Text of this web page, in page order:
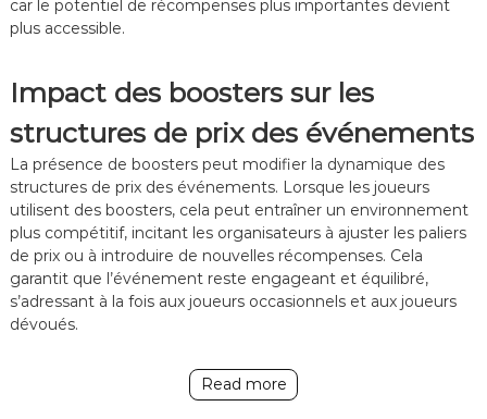
car le potentiel de récompenses plus importantes devient
plus accessible.
Impact des boosters sur les
structures de prix des événements
La présence de boosters peut modifier la dynamique des
structures de prix des événements. Lorsque les joueurs
utilisent des boosters, cela peut entraîner un environnement
plus compétitif, incitant les organisateurs à ajuster les paliers
de prix ou à introduire de nouvelles récompenses. Cela
garantit que l’événement reste engageant et équilibré,
s’adressant à la fois aux joueurs occasionnels et aux joueurs
dévoués.
Read more